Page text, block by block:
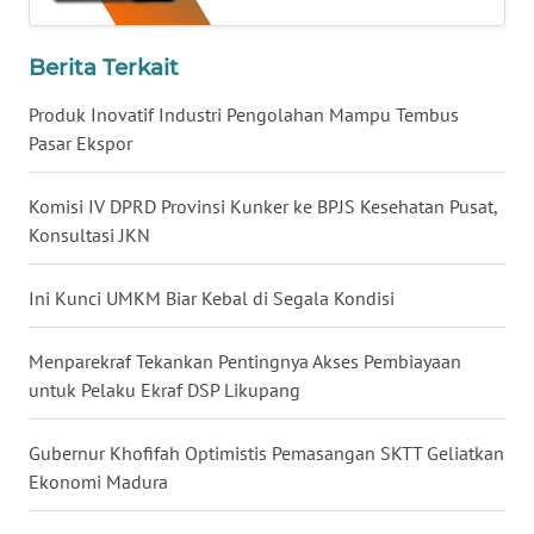
Berita Terkait
Produk Inovatif Industri Pengolahan Mampu Tembus
Pasar Ekspor
Komisi IV DPRD Provinsi Kunker ke BPJS Kesehatan Pusat,
Konsultasi JKN
Ini Kunci UMKM Biar Kebal di Segala Kondisi
Menparekraf Tekankan Pentingnya Akses Pembiayaan
untuk Pelaku Ekraf DSP Likupang
Gubernur Khofifah Optimistis Pemasangan SKTT Geliatkan
Ekonomi Madura
KALTARA
WN
KALTIM
WN
WN
GORONTALO
WN
SULUT